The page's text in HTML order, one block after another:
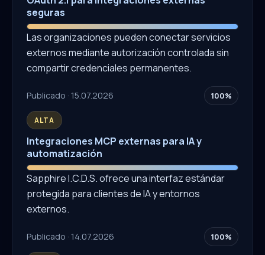
seguras
Las organizaciones pueden conectar servicios
externos mediante autorización controlada sin
compartir credenciales permanentes.
Publicado · 15.07.2026 100%
ALTA
Integraciones MCP externas para IA y
automatización
Sapphire I.C.D.S. ofrece una interfaz estándar
protegida para clientes de IA y entornos
externos.
Publicado · 14.07.2026 100%